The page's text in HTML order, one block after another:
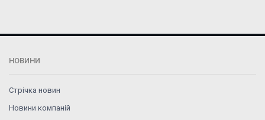
НОВИНИ
Стрічка новин
Новини компаній